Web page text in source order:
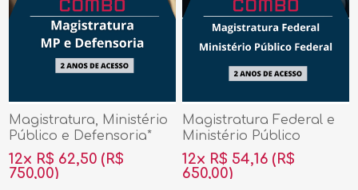
Magistratura, Ministério
Público e Defensoria*
12x R$ 62,50 (R$
750,00)
Magistratura Federal e
Ministério Público
Federal *
12x R$ 54,16 (R$
650,00)